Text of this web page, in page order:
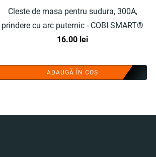
Cleste de masa pentru sudura, 300A,
prindere cu arc puternic - COBI SMART®
16.00 lei
ADAUGĂ ÎN COȘ